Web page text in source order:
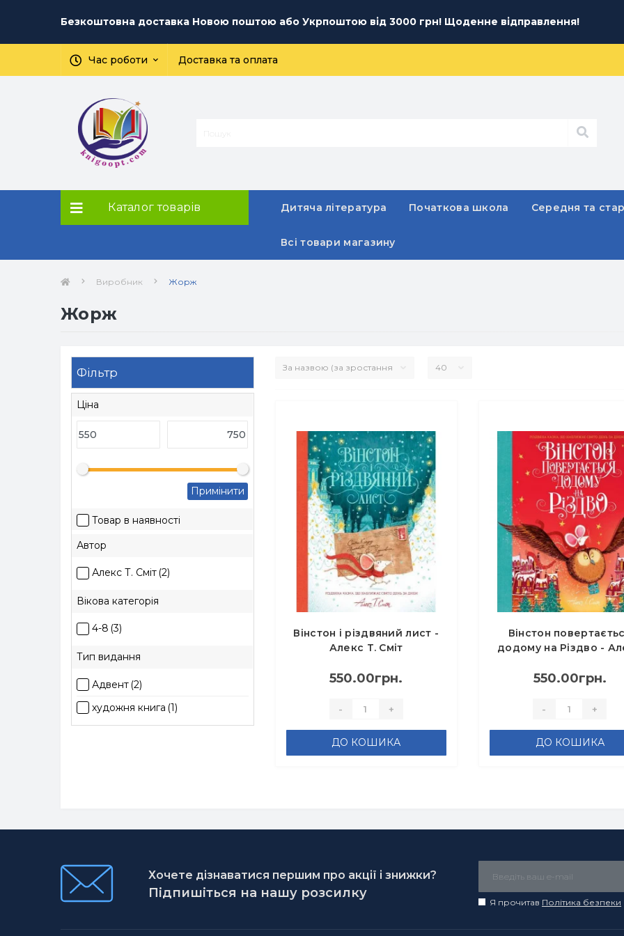
Безкоштовна доставка Новою поштою або Укрпоштою від 3000 грн! Щоденне відправлення!
Час роботи Доставка та оплата
Каталог товарів Дитяча література Початкова школа Середня та
Всі товари магазину
Виробник Жорж
Жорж
Фільтр
Ціна
Примінити
Товар в наявності
Автор
Алекс Т. Сміт (2)
Вікова категорія
4-8 (3)
Тип видання
Адвент (2)
художня книга (1)
Вінстон і різдвяний лист -
Алекс Т. Сміт
550.00грн.
- +
ДО КОШИКА
Вінстон
додому на Різдво -
550.00грн.
- +
ДО КОШИКА
Хочете дізнаватися першим про акції і знижки?
Підпишіться на нашу розсилку
Я прочитав Політика безпеки